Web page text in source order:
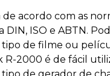
acordo com as
DIN, ISO e ABTN.
de filme ou
R-2000 é de fácil